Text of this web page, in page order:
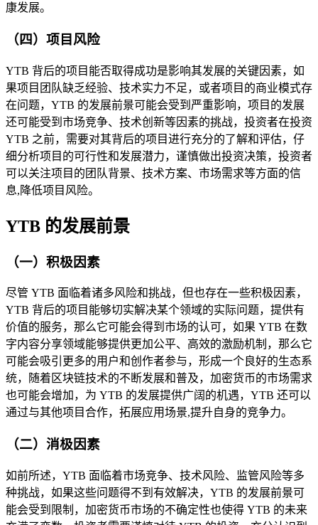
康发展。
（四）项目风险
YTB 背后的项目能否取得成功是影响其发展的关键因素，如
果项目团队缺乏经验、技术实力不足，或者项目的商业模式存
在问题，YTB 的发展前景可能会受到严重影响，项目的发展
还可能受到市场竞争、技术创新等因素的挑战，投资者在投资
YTB 之前，需要对其背后的项目进行充分的了解和评估，仔
细分析项目的可行性和发展潜力，谨慎做出投资决策，投资者
可以关注项目的团队背景、技术方案、市场需求等方面的信
息,降低项目风险。
YTB 的发展前景
（一）积极因素
尽管 YTB 面临着诸多风险和挑战，但也存在一些积极因素，
YTB 背后的项目能够切实解决某个领域的实际问题，提供有
价值的服务，那么它可能会得到市场的认可，如果 YTB 在数
字内容分享领域能够提供更加公平、高效的激励机制，那么它
可能会吸引更多的用户和创作者参与，形成一个良好的生态系
统，随着区块链技术的不断发展和普及，加密货币的市场需求
也可能会增加，为 YTB 的发展提供广阔的机遇，YTB 还可以
通过与其他项目合作，拓展应用场景,提升自身的竞争力。
（二）消极因素
如前所述，YTB 面临着市场竞争、技术风险、监管风险等多
种挑战，如果这些问题得不到有效解决，YTB 的发展前景可
能会受到限制，加密货币市场的不确定性也使得 YTB 的未来